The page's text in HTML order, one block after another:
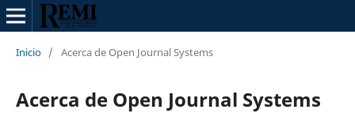
Inicio / Acerca de Open Journal Systems
Acerca de Open Journal Systems